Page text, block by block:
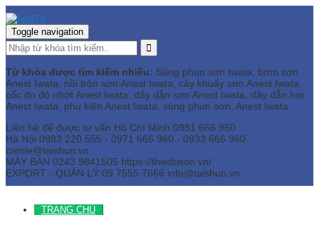
Toggle navigation
Từ khóa được tìm kiếm nhiều: Súng phun sơn Iwata, bơm sơn
Anest Iwata, nồi trộn sơn Anest Iwata, cây khuấy sơn Anest Iwata,
cốc đo độ nhớt Anest Iwata, dây dẫn sơn Anest Iwata, dây dẫn hơi
Anest Iwata, phụ kiện Anest Iwata, súng phun sơn, Anest Iwata
Liên hệ để được tư vấn Hồ Chí Minh 0981 666 960
Hà Nội 0983 220 555 - 0971 666 960 - 0933 666 960
camle@taishun.vn
MÁY BÀN 0243 9841505 https://thietbison.vn/
EXPORT - QUẢN LÝ 09 7555 7666 info@taishun.vn
TRANG CHỦ